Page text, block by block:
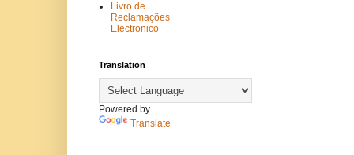
Livro de
Reclamações
Electronico
Translation
Powered by
Translate